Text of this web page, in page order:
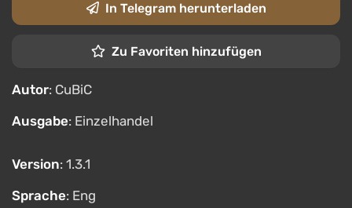
In Telegram herunterladen
Zu Favoriten hinzufügen
Autor: CuBiC
Ausgabe: Einzelhandel
Version: 1.3.1
Sprache: Eng